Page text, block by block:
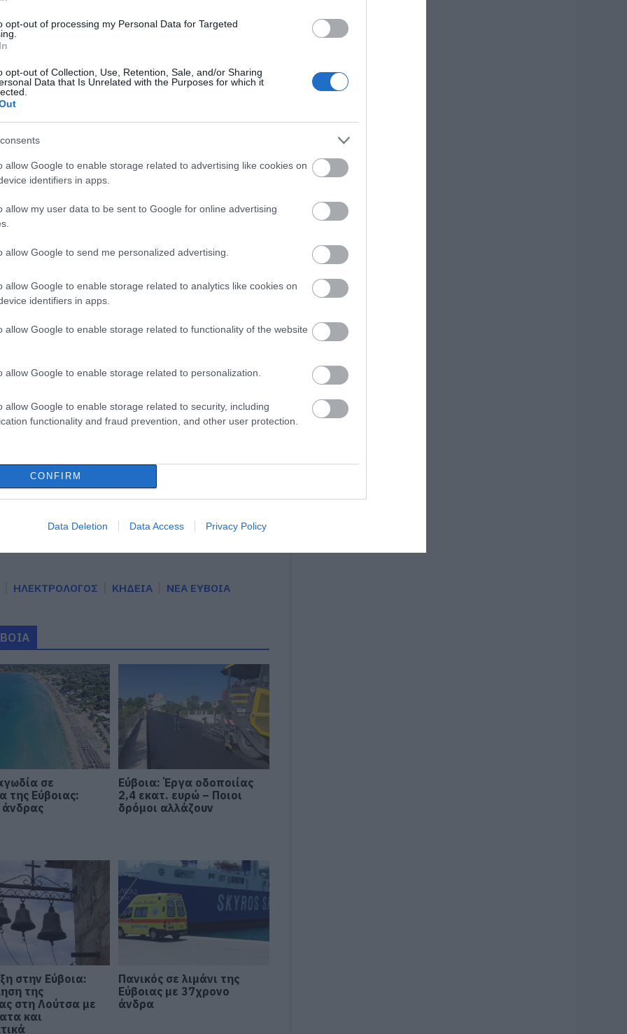
opt-out of processing my Personal Data for Targeted
opt-out of Collection, Use, Retention, Sale, and/or Sharing
Data that Is Unrelated with the Purposes for which it
allow Google to enable storage related to advertising like cookies on
identifiers in apps.
allow my user data to be sent to Google for online advertising
allow Google to send me personalized advertising.
allow Google to enable storage related to analytics like cookies on
identifiers in apps.
allow Google to enable storage related to functionality of the website
allow Google to enable storage related to personalization.
allow Google to enable storage related to security, including
functionality and fraud prevention, and other user protection.
CONFIRM
Data Deletion Data Access Privacy Policy
Νέο Κοιμητήριο Χαλκίδας. Συγγενείς,
βρέθηκαν εκεί για να τον αποχαιρετήσουν
του κατοικία.
Πέθανε άνδρας
– Ποιοι δρόμοι αλλάζουν
κάνουν αίτηση σήμερα – Έως 600 ευρώ
σήμερα στην Εύβοια – Μεγάλη προσοχή!
News
Εύβοια
για τηνΕλλάδα και τονΚόσμο στο
ΗΛΕΚΤΡΟΛΟΓΟΣ ΚΗΔΕΙΑ ΝΕΑ ΕΥΒΟΙΑ
σε
της Εύβοιας:
Εύβοια: Έργα οδοποιίας
2,4 εκατ. ευρώ – Ποιοι
δρόμοι αλλάζουν
στην Εύβοια:
της
στη Λούτσα με
και
Πανικός σε λιμάνι της
Εύβοιας με 37χρονο
άνδρα
πινακίδες για τον
κίνδυνο πυρκαγιάς –
09.08.2026 | 12:20
στέγαση
09.08.2026 | 12:00
Βόρεια Εύβοια:
Αγελάδες
ιερέα στους
οδηγούς
09.08.2026 | 11:40